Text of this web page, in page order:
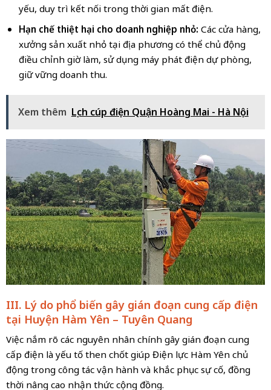
yếu, duy trì kết nối trong thời gian mất điện.
Hạn chế thiệt hại cho doanh nghiệp nhỏ: Các cửa hàng,
xưởng sản xuất nhỏ tại địa phương có thể chủ động
điều chỉnh giờ làm, sử dụng máy phát điện dự phòng,
giữ vững doanh thu.
Xem thêm Lịch cúp điện Quận Hoàng Mai - Hà Nội
III. Lý do phổ biến gây gián đoạn cung cấp điện
tại Huyện Hàm Yên – Tuyên Quang
Việc nắm rõ các nguyên nhân chính gây gián đoạn cung
cấp điện là yếu tố then chốt giúp Điện lực Hàm Yên chủ
động trong công tác vận hành và khắc phục sự cố, đồng
thời nâng cao nhận thức cộng đồng.